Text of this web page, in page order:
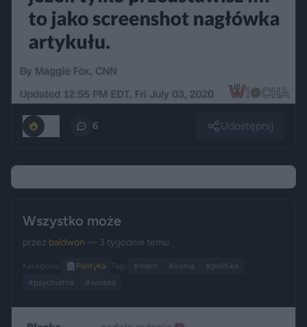
6 Udostępnij
Wszystko może
przez baldwon — 3 tygodnie temu
Kategoria: 🏛️ Polityka Tagi: #mem #ironia
#politika
#psychiatria
#wioska